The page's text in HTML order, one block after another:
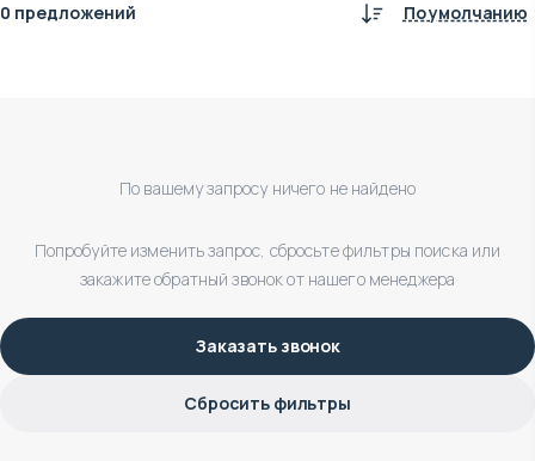
0 предложений По умолчанию
По вашему запросу ничего не найдено
Попробуйте изменить запрос, сбросьте фильтры поиска или
закажите обратный звонок от нашего менеджера
Заказать звонок
Сбросить фильтры